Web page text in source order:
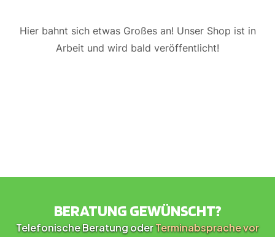
Hier bahnt sich etwas Großes an! Unser Shop ist in
Arbeit und wird bald veröffentlicht!
BERATUNG GEWÜNSCHT?
Telefonische Beratung oderTerminabsprache vor